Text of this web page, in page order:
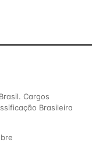
Cargos
Brasileira